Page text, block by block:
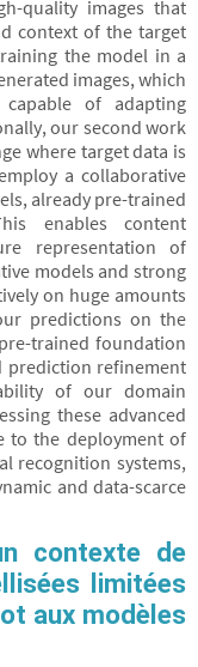
quality images that
context of the target
the model in a
images, which
of adapting
our second work
where target data is
a collaborative
already pre-trained
enables content
representation of
models and strong
on huge amounts
predictions on the
trained foundation
prediction refinement
of our domain
these advanced
to the deployment of
recognition systems,
and data-scarce
contexte de
limitées
aux modèles